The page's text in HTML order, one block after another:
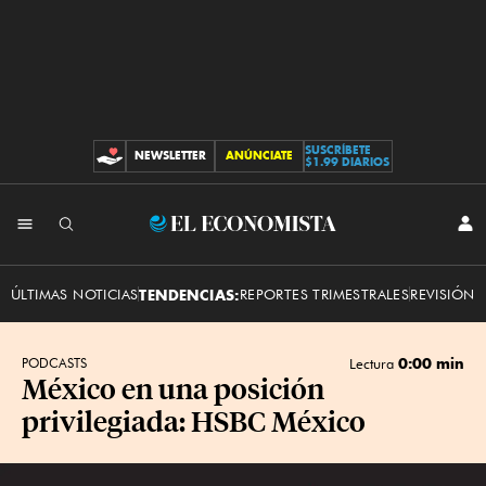
CONTRIBUCIONES
NEWSLETTER ANÚNCIATE
SUSCRÍBETE
$1.99 DIARIOS
El
ÚLTIMAS NOTICIASTENDENCIAS:REPORTES TRIMESTRALESREVISIÓN
PODCASTS Lectura 0:00 min
México en una posición
privilegiada: HSBC México